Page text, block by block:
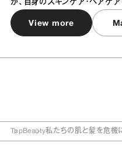
が、自身のスキンケア・ヘアケ
View more
TopBeauty私たちの肌と髪を危機